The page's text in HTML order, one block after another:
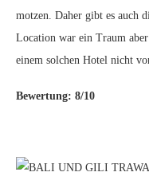
motzen. Daher gibt es auch
Location war ein Traum
einem solchen Hotel nicht
Bewertung: 8/10